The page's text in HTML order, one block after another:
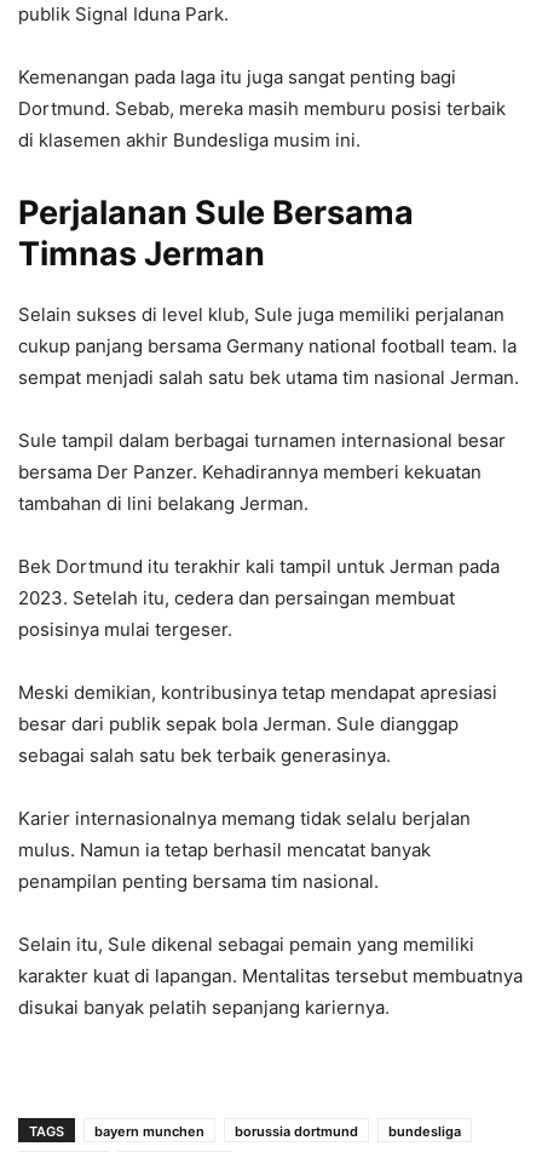
publik Signal Iduna Park.
Kemenangan pada laga itu juga sangat penting bagi
Dortmund. Sebab, mereka masih memburu posisi terbaik
di klasemen akhir Bundesliga musim ini.
Perjalanan Sule Bersama
Timnas Jerman
Selain sukses di level klub, Sule juga memiliki perjalanan
cukup panjang bersama Germany national football team. Ia
sempat menjadi salah satu bek utama tim nasional Jerman.
Sule tampil dalam berbagai turnamen internasional besar
bersama Der Panzer. Kehadirannya memberi kekuatan
tambahan di lini belakang Jerman.
Bek Dortmund itu terakhir kali tampil untuk Jerman pada
2023. Setelah itu, cedera dan persaingan membuat
posisinya mulai tergeser.
Meski demikian, kontribusinya tetap mendapat apresiasi
besar dari publik sepak bola Jerman. Sule dianggap
sebagai salah satu bek terbaik generasinya.
Karier internasionalnya memang tidak selalu berjalan
mulus. Namun ia tetap berhasil mencatat banyak
penampilan penting bersama tim nasional.
Selain itu, Sule dikenal sebagai pemain yang memiliki
karakter kuat di lapangan. Mentalitas tersebut membuatnya
disukai banyak pelatih sepanjang kariernya.
TAGS bayern munchen borussia dortmund
bundesliga